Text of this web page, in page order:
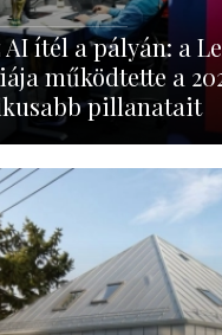
ítél a pályán: a
működtette a
pillanatait